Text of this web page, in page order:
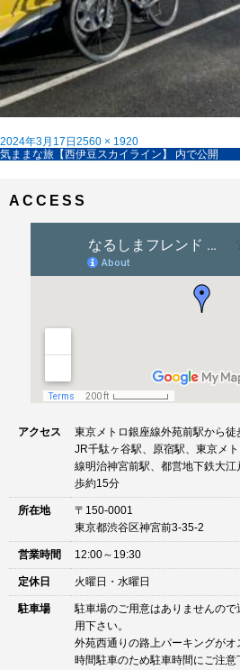
投
稿
2024年3月17日 フ
ル
2560 × 1920
投
ゲ
気ままな旅【西伊豆スカイライン】 内で公開
ACCESS
アクセス
東京メトロ銀座線外苑前駅から徒
JR千駄ヶ谷駅、原宿駅、東京メ
線明治神宮前駅、都営地下鉄大
歩約15分
所在地
〒150-0001
東京都渋谷区神宮前3-35-2
営業時間 12:00～19:30
定休日 火曜日・水曜日
駐車場
駐車場のご用意はありませんの
用下さい。
外苑西通りの路上パーキングが
時間駐車のため駐車時間にご注